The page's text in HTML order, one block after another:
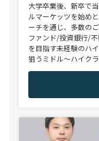
大学卒業後、新卒で
ルマーケッツを始め
ーチを通じ、多数の
ファンド/投資銀行/
を目指す未経験のハ
狙うミドル～ハイクラ